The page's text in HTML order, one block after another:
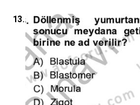
13.